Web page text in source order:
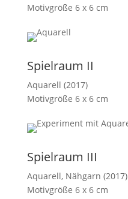
Motivgröße 6 x 6 cm
Spielraum II
Aquarell (2017)
Motivgröße 6 x 6 cm
Spielraum III
Aquarell, Nähgarn (2017)
Motivgröße 6 x 6 cm